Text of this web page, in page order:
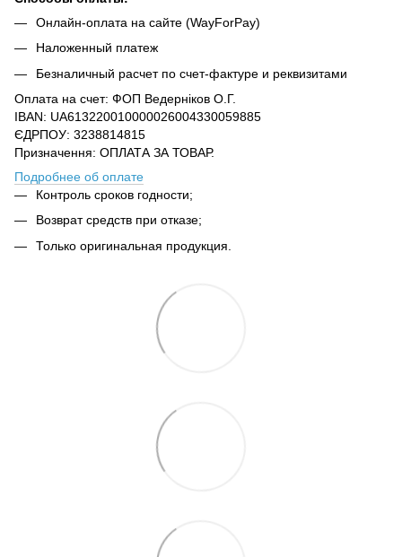
Онлайн-оплата на сайте (WayForPay)
Наложенный платеж
Безналичный расчет по счет-фактуре и реквизитами
Оплата на счет: ФОП Ведерніков О.Г.
IBAN: UA613220010000026004330059885
ЄДРПОУ: 3238814815
Призначення: ОПЛАТА ЗА ТОВАР.
Подробнее об оплате
Контроль сроков годности;
Возврат средств при отказе;
Только оригинальная продукция.